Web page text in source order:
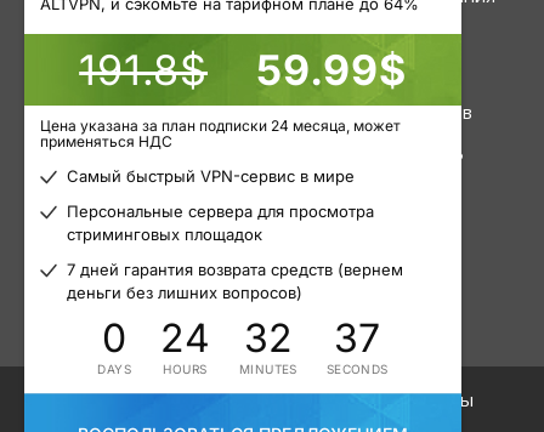
191.8$ 59.99$
Цена указана за план подписки 24 месяца, может
применяться НДС
Самый быстрый VPN-сервис в мире
Персональные сервера для просмотра
стриминговых площадок
7 дней гарантия возврата средств (вернем
деньги без лишних вопросов)
0
DAYS
24
HOURS
32
MINUTES
37
SECONDS
Услуги
VPN
Пакетные прокси
Мобильные прокси
Инструменты
Статус серверов
Узнать свой IP
© 2015 - 2026. ALTVPN. Все права защищены